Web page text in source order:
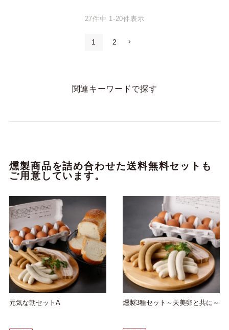
27件中 1 -20件表示
1 2
関連キーワードで探す
燻製商品を詰め合わせた送料無料セットも
ご用意しています。
元気な朝セットA 燻製3種セット～天美卵と共に～